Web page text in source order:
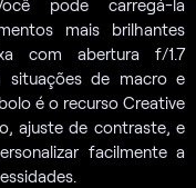
pode carregá-la
mais brilhantes
com abertura f/1.7
situações de macro e
é o recurso Creative
ajuste de contraste, e
facilmente a